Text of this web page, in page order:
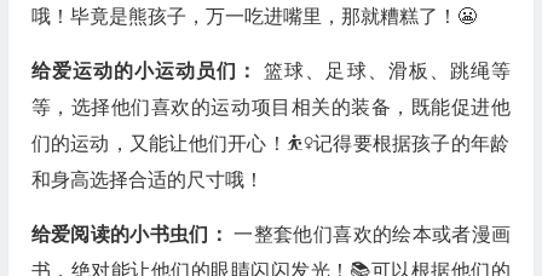
哦！毕竟是熊孩子，万一吃进嘴里，那就糟糕了！😬
给爱运动的小运动员们：篮球、足球、滑板、跳绳等
等，选择他们喜欢的运动项目相关的装备，既能促进他
们的运动，又能让他们开心！⛹️‍♀️记得要根据孩子的年龄
和身高选择合适的尺寸哦！
给爱阅读的小书虫们：一整套他们喜欢的绘本或者漫画
书，绝对能让他们的眼睛闪闪发光！📚可以根据他们的